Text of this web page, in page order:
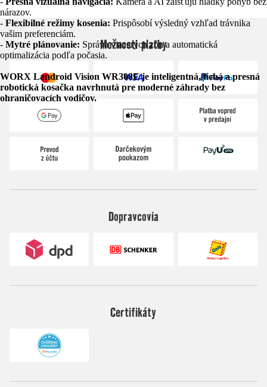
nárazov.
- Flexibilné režimy kosenia: Prispôsobí výsledný vzhľad trávnika
vašim preferenciám.
- Mytré plánovanie: Správa viacerých zón a automatická
optimalizácia podľa počasia.
WORX Landroid Vision WR308E je inteligentná, tichá a presná
robotická kosačka navrhnutá pre moderné záhrady bez
ohraničovacích vodičov.
Možnosti platby
Dopravcovia
Certifikáty